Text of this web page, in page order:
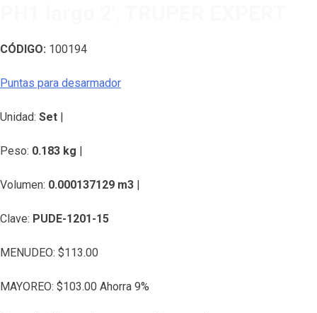
CÓDIGO: 100194
Puntas para desarmador
Unidad: Set |
Peso: 0.183 kg |
Volumen: 0.000137129 m3 |
Clave: PUDE-1201-15
MENUDEO: $113.00
MAYOREO: $103.00 Ahorra 9%